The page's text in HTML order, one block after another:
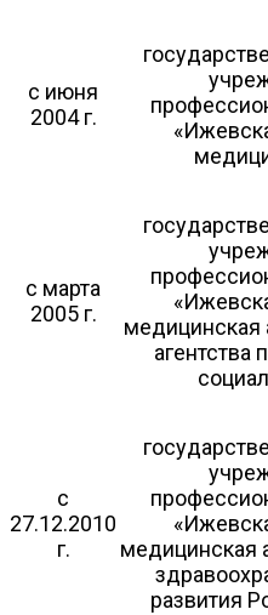
с июня
2004 г.
с марта
2005 г.
медицинская
агентства
с
27.12.2010
г.
медицинская
развития